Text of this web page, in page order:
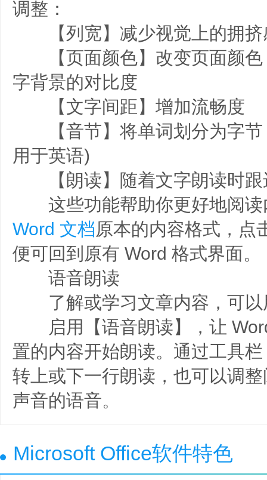
调整：
【列宽】减少视觉上的拥挤
【页面颜色】改变页面颜色
字背景的对比度
【文字间距】增加流畅度
【音节】将单词划分为字节
用于英语)
【朗读】随着文字朗读时跟
这些功能帮助你更好地阅读
Word 文档原本的内容格式，点
便可回到原有 Word 格式界面。
语音朗读
了解或学习文章内容，可以
启用【语音朗读】，让
置的内容开始朗读。通过工具
转上或下一行朗读，也可以调
声音的语音。
Microsoft Office软件特色